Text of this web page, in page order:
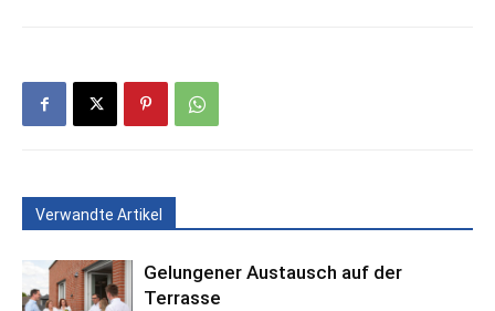
Verwandte Artikel
Gelungener Austausch auf der
Terrasse